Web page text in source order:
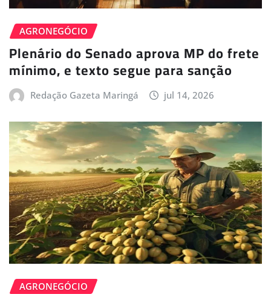
AGRONEGÓCIO
Plenário do Senado aprova MP do frete
mínimo, e texto segue para sanção
Redação Gazeta Maringá jul 14, 2026
AGRONEGÓCIO